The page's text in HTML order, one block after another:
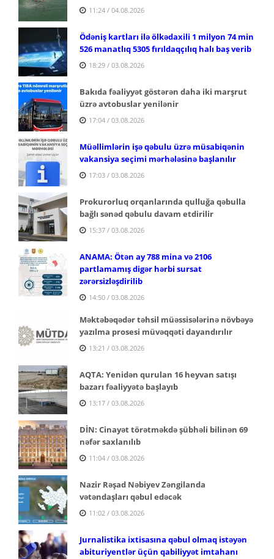
11:24 / 04.08.2026
Ödəniş kartları ilə ölkədaxili 1 milyon 74 min
526 manatlıq 5305 fırıldaqçılıq halı baş verib
18:29 / 03.08.2026
Bakıda fəaliyyət göstərən daha iki marşrut
üzrə avtobuslar yenilənir
17:04 / 03.08.2026
Müəllimlərin işə qəbulu üzrə müsabiqənin
vakansiya seçimi mərhələsinə başlanılır
17:03 / 03.08.2026
Prokurorluq orqanlarında qulluğa qəbulla
bağlı sənəd qəbulu davam etdirilir
15:37 / 03.08.2026
ANAMA: Ötən ay 788 mina və 2106
partlamamış digər hərbi sursat
zərərsizləşdirilib
14:50 / 03.08.2026
Məktəbəqədər təhsil müəssisələrinə növbəyə
yazılma prosesi müvəqqəti dayandırılır
13:21 / 03.08.2026
AQTA: Yenidən qurulan 16 heyvan satışı
bazarı fəaliyyətə başlayıb
13:17 / 03.08.2026
DİN: Cinayət törətməkdə şübhəli bilinən 69
nəfər saxlanılıb
11:04 / 03.08.2026
Nazir Rəşad Nəbiyev Zəngilanda
vətəndaşları qəbul edəcək
11:02 / 03.08.2026
Jurnalistika ixtisasına qəbul olmaq istəyən
abituriyentlər üçün qabiliyyət imtahanı